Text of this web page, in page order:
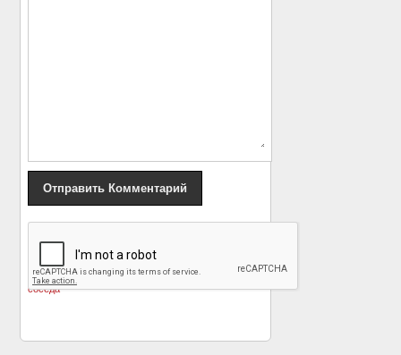
Известный актёр
Энтони Холл осуждён
за нападение на
соседа
которых круче